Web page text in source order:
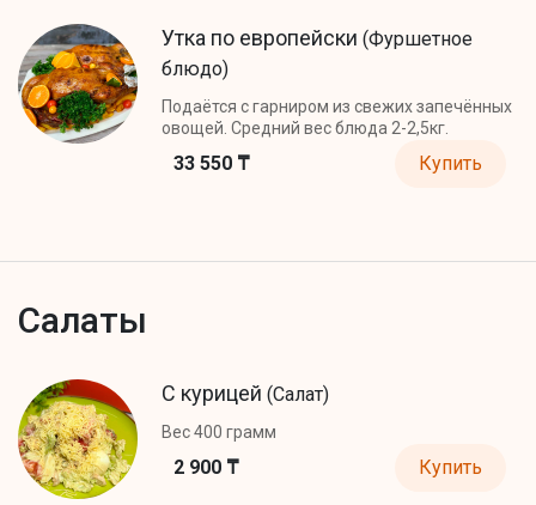
Утка по европейски (Фуршетное
блюдо)
Подаётся с гарниром из свежих запечённых
овощей. Средний вес блюда 2-2,5кг.
33 550 ₸ Купить
Салаты
С курицей (Салат)
Вес 400 грамм
2 900 ₸ Купить